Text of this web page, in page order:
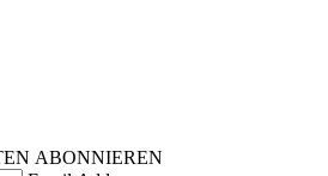
ABONNIEREN